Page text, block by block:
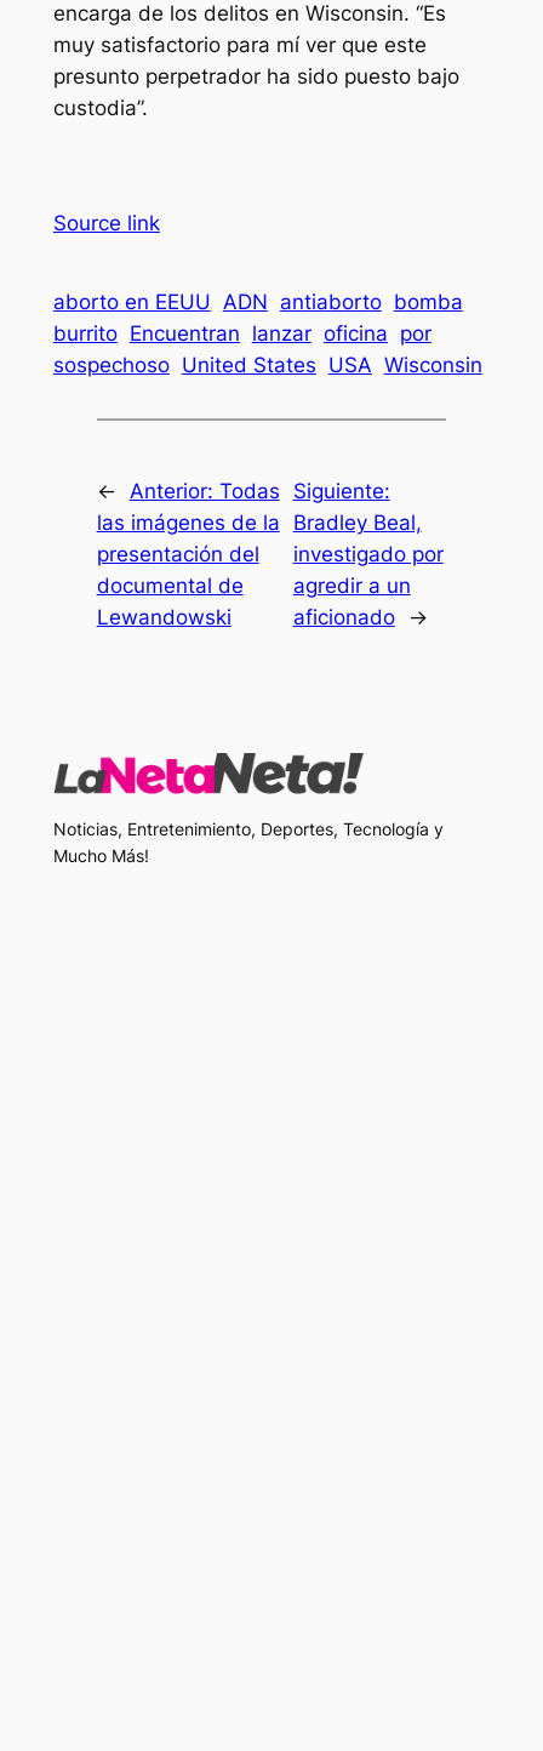
encarga de los delitos en Wisconsin. “Es
muy satisfactorio para mí ver que este
presunto perpetrador ha sido puesto bajo
custodia”.
Source link
aborto en EEUU ADN antiaborto bomba
burrito Encuentran lanzar oficina por
sospechoso United States USA Wisconsin
← Anterior: Todas
las imágenes de la
presentación del
documental de
Lewandowski
Siguiente:
Bradley Beal,
investigado por
agredir a un
aficionado
→
Noticias, Entretenimiento, Deportes, Tecnología y
Mucho Más!